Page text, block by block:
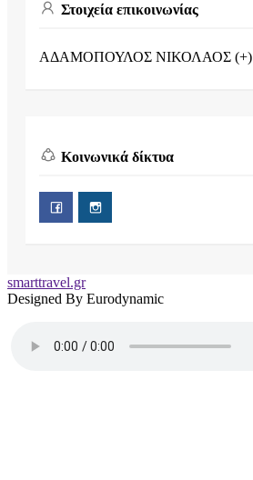
Στοιχεία επικοινωνίας
ΑΔΑΜΟΠΟΥΛΟΣ ΝΙΚΟΛΑΟΣ (+)
Κοινωνικά δίκτυα
smarttravel.gr
Designed By Eurodynamic